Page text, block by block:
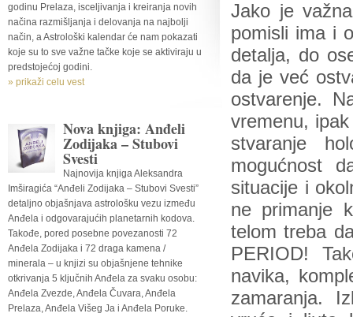
godinu Prelaza, isceljivanja i kreiranja novih
načina razmišljanja i delovanja na najbolji
način, a Astrološki kalendar će nam pokazati
koje su to sve važne tačke koje se aktiviraju u
predstojećoj godini.
» prikaži celu vest
Nova knjiga: Anđeli
Zodijaka – Stubovi
Svesti
Najnovija knjiga Aleksandra
Imširagića “Anđeli Zodijaka – Stubovi Svesti”
detaljno objašnjava astrološku vezu između
Anđela i odgovarajućih planetarnih kodova.
Takođe, pored posebne povezanosti 72
Anđela Zodijaka i 72 draga kamena /
minerala – u knjizi su objašnjene tehnike
otkrivanja 5 ključnih Anđela za svaku osobu:
Anđela Zvezde, Anđela Čuvara, Anđela
Prelaza, Anđela Višeg Ja i Anđela Poruke.
Jako je
pomisli ima i
detalja, do
da je već
ostvarenje.
vremenu,
stvaranje
mogućnost
situacije i
ne primanje
telom treba
PERIOD!
navika,
zamaranja.